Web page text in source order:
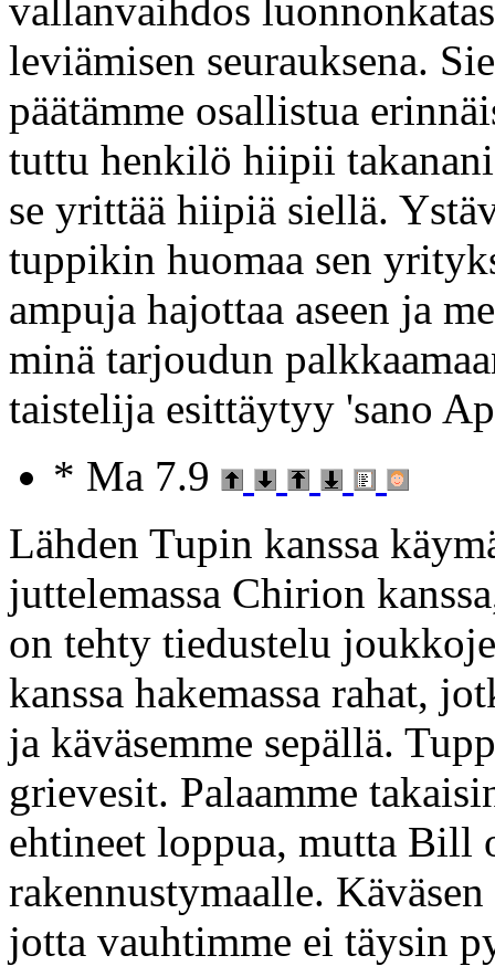
vallanvaihdos
leviämisen seurauksena.
päätämme osallistua
tuttu henkilö hiipii
se yrittää hiipiä siellä.
tuppikin huomaa sen
ampuja hajottaa aseen ja
minä tarjoudun
taistelija esittäytyy 'sano
* Ma 7.9
Lähden Tupin kanssa
juttelemassa Chirion
on tehty tiedustelu
kanssa hakemassa rahat,
ja käväsemme sepällä.
grievesit. Palaamme
ehtineet loppua, mutta Bill
rakennustymaalle.
jotta vauhtimme ei täysin